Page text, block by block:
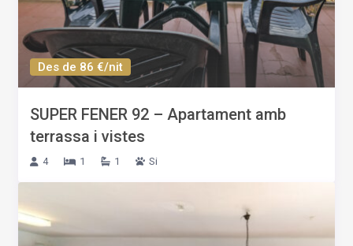
Des de 86 €/nit
SUPER FENER 92 – Apartament amb
terrassa i vistes
4 1 1 Si